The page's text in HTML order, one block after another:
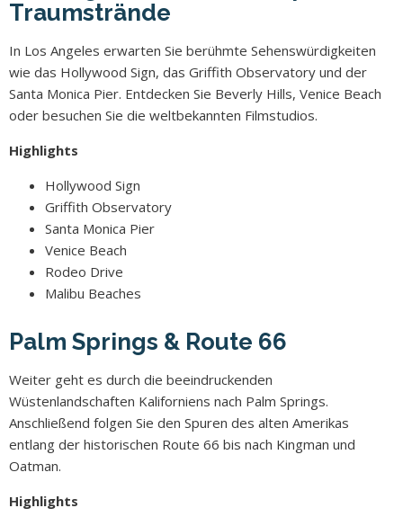
Traumstrände
In Los Angeles erwarten Sie berühmte Sehenswürdigkeiten
wie das Hollywood Sign, das Griffith Observatory und der
Santa Monica Pier. Entdecken Sie Beverly Hills, Venice Beach
oder besuchen Sie die weltbekannten Filmstudios.
Highlights
Hollywood Sign
Griffith Observatory
Santa Monica Pier
Venice Beach
Rodeo Drive
Malibu Beaches
Palm Springs & Route 66
Weiter geht es durch die beeindruckenden
Wüstenlandschaften Kaliforniens nach Palm Springs.
Anschließend folgen Sie den Spuren des alten Amerikas
entlang der historischen Route 66 bis nach Kingman und
Oatman.
Highlights